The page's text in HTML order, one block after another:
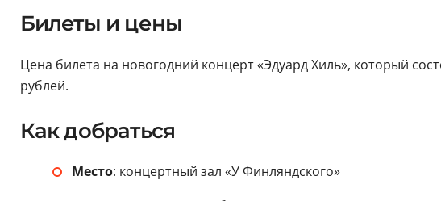
Билеты и цены
Цена билета на новогодний концерт «Эдуард Хиль», который
рублей.
Как добраться
Место: концертный зал «У Финляндского»